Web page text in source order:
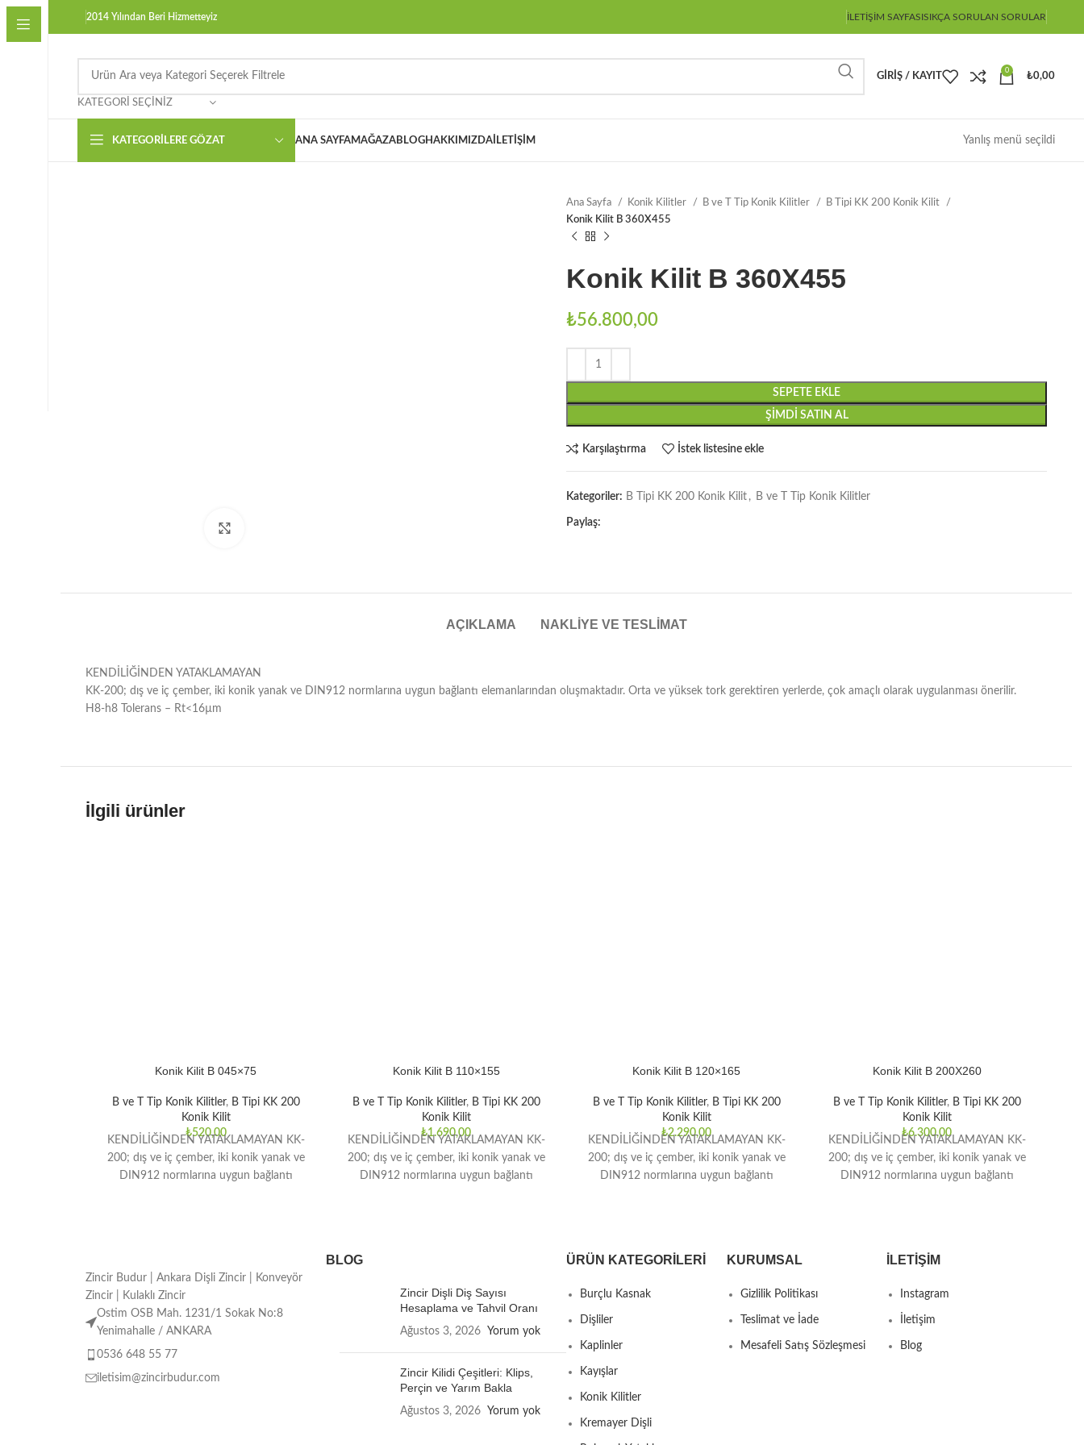
2014 Yılından Beri Hizmetteyiz İLETIŞIM SAYFASISIKÇA SORULAN SORULAR
KATEGORI SEÇINIZ
GIRIŞ / KAYIT
0
₺0,00
KATEGORILERE GÖZAT ANA SAYFAMAĞAZABLOGHAKKIMIZDA İLETIŞIM Yanlış menü seçildi
Ana Sayfa Konik Kilitler B ve T Tip Konik Kilitler
B Tipi KK 200 Konik Kilit
Konik Kilit B 360X455
Konik Kilit B 360X455
₺56.800,00
SEPETE EKLE
ŞIMDI SATIN AL
Karşılaştırma İstek listesine ekle
Kategoriler: B Tipi KK 200 Konik Kilit , B ve T Tip Konik Kilitler
Paylaş:
AÇIKLAMA NAKLIYE VE TESLIMAT
KENDİLİĞİNDEN YATAKLAMAYAN
KK-200; dış ve iç çember, iki konik yanak ve DIN912 normlarına uygun bağlantı elemanlarından oluşmaktadır. Orta ve yüksek tork gerektiren yerlerde, çok amaçlı olarak uygulanması önerilir.
H8-h8 Tolerans – Rt<16µm
İlgili ürünler
Konik Kilit B 045×75
B ve T Tip Konik Kilitler, B Tipi KK 200
Konik Kilit
₺520,00
KENDİLİĞİNDEN YATAKLAMAYAN KK-
200; dış ve iç çember, iki konik yanak ve
DIN912 normlarına uygun bağlantı
Konik Kilit B 110×155
B ve T Tip Konik Kilitler, B Tipi KK 200
Konik Kilit
₺1.690,00
KENDİLİĞİNDEN YATAKLAMAYAN KK-
200; dış ve iç çember, iki konik yanak ve
DIN912 normlarına uygun bağlantı
Konik Kilit B 120×165
B ve T Tip Konik Kilitler, B Tipi KK 200
Konik Kilit
₺2.290,00
KENDİLİĞİNDEN YATAKLAMAYAN KK-
200; dış ve iç çember, iki konik yanak ve
DIN912 normlarına uygun bağlantı
Konik Kilit B 200X260
B ve T Tip Konik Kilitler, B Tipi KK 200
Konik Kilit
₺6.300,00
KENDİLİĞİNDEN YATAKLAMAYAN KK-
200; dış ve iç çember, iki konik yanak ve
DIN912 normlarına uygun bağlantı
Zincir Budur | Ankara Dişli Zincir | Konveyör
Zincir | Kulaklı Zincir
Ostim OSB Mah. 1231/1 Sokak No:8
Yenimahalle / ANKARA
0536 648 55 77
iletisim@zincirbudur.com
BLOG
Zincir Dişli Diş Sayısı
Hesaplama ve Tahvil Oranı
Ağustos 3, 2026 Yorum yok
Zincir Kilidi Çeşitleri: Klips,
Perçin ve Yarım Bakla
Ağustos 3, 2026 Yorum yok
ÜRÜN KATEGORILERI
Burçlu Kasnak
Dişliler
Kaplinler
Kayışlar
Konik Kilitler
Kremayer Dişli
KURUMSAL
Gizlilik Politikası
Teslimat ve İade
Mesafeli Satış Sözleşmesi
İLETIŞIM
Instagram
İletişim
Blog